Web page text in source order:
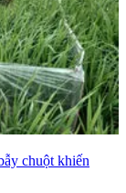
chuột khiến